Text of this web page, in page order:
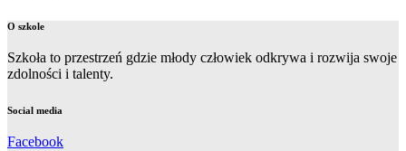
O szkole
Szkoła to przestrzeń gdzie młody człowiek odkrywa i rozwija swoje
zdolności i talenty.
Social media
Facebook